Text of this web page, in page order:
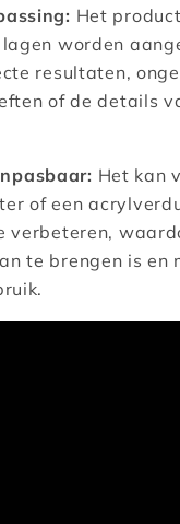
Het
worden
resultaten,
of de details
Het kan
of een
verbeteren,
te brengen is en